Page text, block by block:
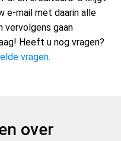
e-mail met daarin alle
vervolgens gaan
Heeft u nog vragen?
vragen.
over